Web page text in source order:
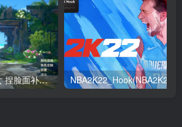
AI少女 1300位少女 捏脸面补数据整合包 总有一位是你想要的